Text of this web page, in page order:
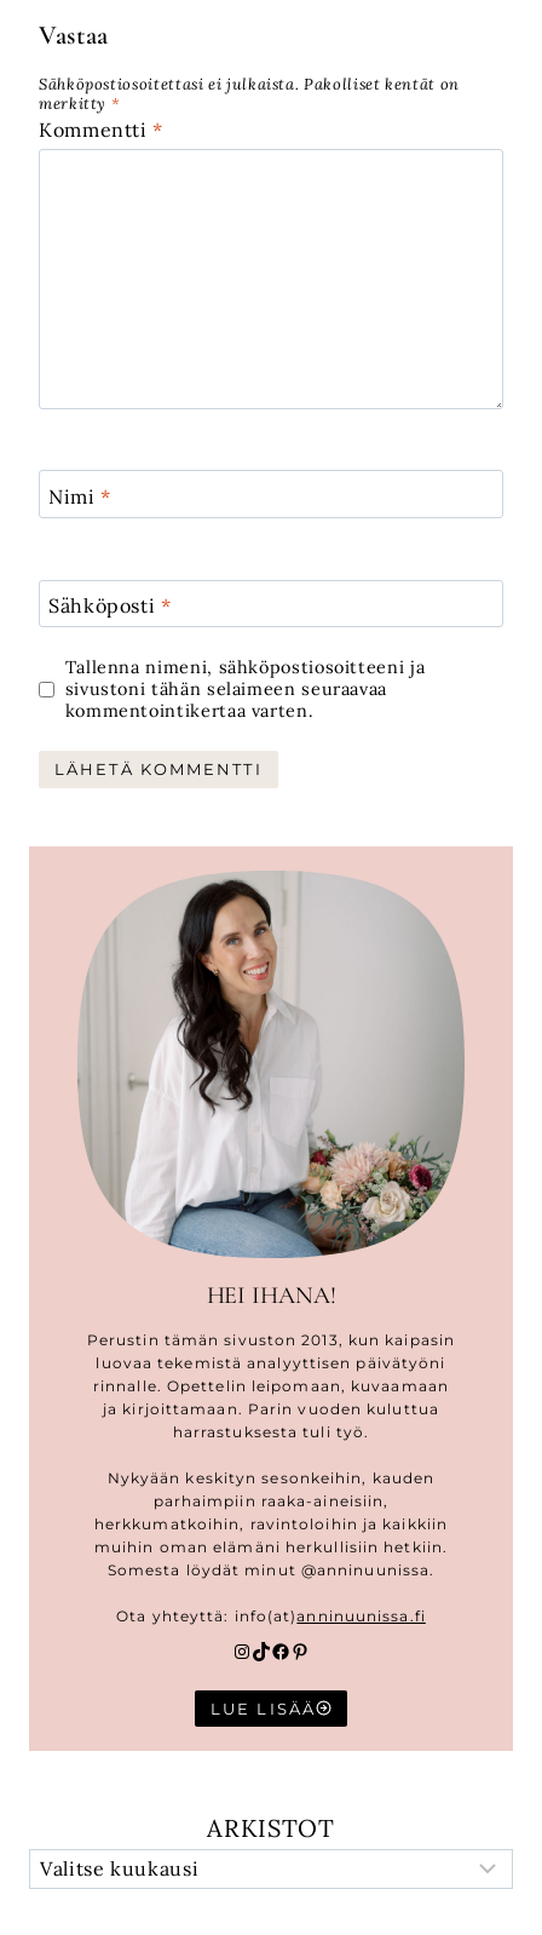
Vastaa
Sähköpostiosoitettasi ei julkaista. Pakolliset kentät on
merkitty *
Kommentti*
Nimi*
Sähköposti*
Tallenna nimeni, sähköpostiosoitteeni ja
sivustoni tähän selaimeen seuraavaa
kommentointikertaa varten.
HEI IHANA!
Perustin tämän sivuston 2013, kun kaipasin
luovaa tekemistä analyyttisen päivätyöni
rinnalle. Opettelin leipomaan, kuvaamaan
ja kirjoittamaan. Parin vuoden kuluttua
harrastuksesta tuli työ.
Nykyään keskityn sesonkeihin, kauden
parhaimpiin raaka-aineisiin,
herkkumatkoihin, ravintoloihin ja kaikkiin
muihin oman elämäni herkullisiin hetkiin.
Somesta löydät minut @anninuunissa.
Ota yhteyttä: info(at)anninuunissa.fi
Instagram
TikTok
Facebook
Pinterest
LUE LISÄÄ
ARKISTOT